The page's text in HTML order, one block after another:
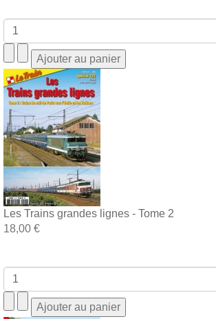
Les Trains grandes lignes - Tome 2
18,00 €